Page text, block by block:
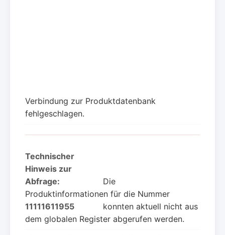
Verbindung zur Produktdatenbank
fehlgeschlagen.
Technischer
Hinweis zur
Abfrage:
Die
Produktinformationen für die Nummer
11111611955
konnten aktuell nicht aus
dem globalen Register abgerufen werden.